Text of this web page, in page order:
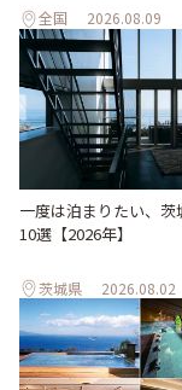
全国 2026.08.09
一度は泊まりたい、茨
10選【2026年】
茨城県 2026.08.02